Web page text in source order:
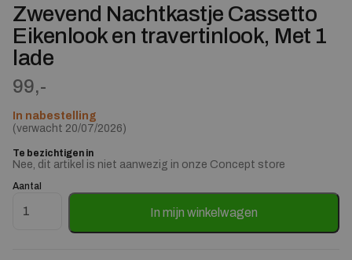
Zwevend Nachtkastje Cassetto
Eikenlook en travertinlook, Met 1
lade
99,-
In nabestelling
(verwacht 20/07/2026)
Te bezichtigen in
Nee, dit artikel is niet aanwezig in onze Concept store
Aantal
Zwevend Nachtkastje Cassetto Eikenlook en travertinlook,
In mijn winkelwagen